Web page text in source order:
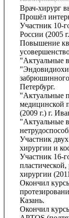
Врач-хирург
Прошёл
Участник 10-
России (2005
Повышение
"Актуальные
забрюшинного
Петербург.
"Актуальные
медицинской
(2009 г.) г.
"Актуальные
Участник
хирургии и
Участник 16-
пластической,
хирургии
Окончил
Казань.
Окончил